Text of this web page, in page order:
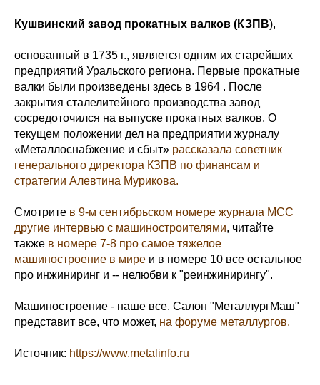
Кушвинский завод прокатных валков (КЗПВ),
основанный в 1735 г., является одним их старейших
предприятий Уральского региона. Первые прокатные
валки были произведены здесь в 1964 . После
закрытия сталелитейного производства завод
сосредоточился на выпуске прокатных валков. О
текущем положении дел на предприятии журналу
«Металлоснабжение и сбыт» рассказала советник
генерального директора КЗПВ по финансам и
стратегии Алевтина Мурикова.
Смотрите в 9-м сентябрьском номере журнала МСС
другие интервью с машиностроителями, читайте
также в номере 7-8 про самое тяжелое
машиностроение в мире и в номере 10 все остальное
про инжиниринг и -- нелюбви к "реинжинирингу".
Машиностроение - наше все. Салон "МеталлургМаш"
представит все, что может, на форуме металлургов.
Источник: https://www.metalinfo.ru